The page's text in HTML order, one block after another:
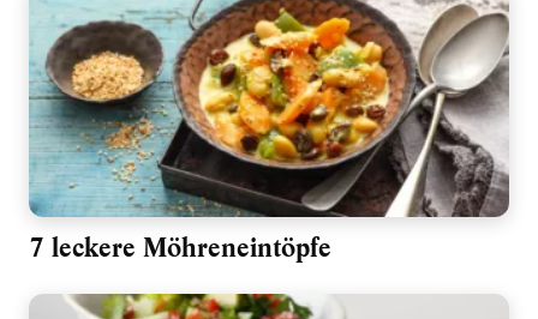
7 leckere Möhreneintöpfe